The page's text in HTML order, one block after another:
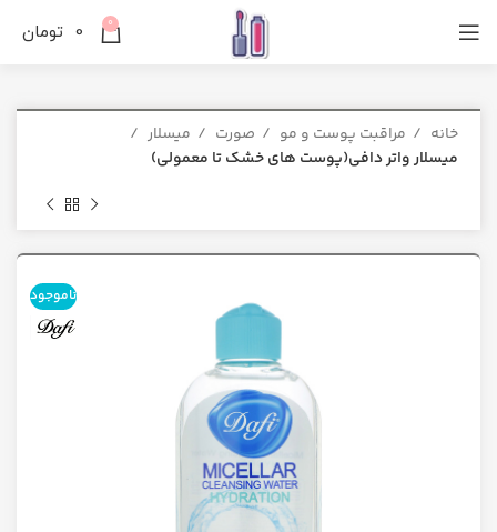
0
0 تومان
خانه مراقبت پوست و مو صورت
میسلار
میسلار واتر دافی(پوست های خشک تا معمولی)
ناموجود